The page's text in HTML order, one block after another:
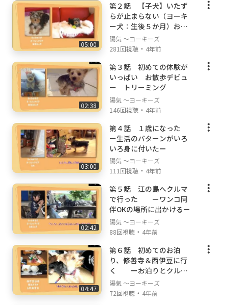
05:00
第２話 【子犬】いたず
らが止まらない（ヨーキ
ー犬：生後５か月）お家
に慣れてきた
陽気 ～ヨーキーズ
281回視聴 ・ 4年前
02:38
第３話 初めての体験が
いっぱい お散歩デビュ
ー トリーミング
陽気 ～ヨーキーズ
146回視聴 ・ 4年前
03:00
第４話 １歳になった
ー生活のパターンがいろ
いろ身に付いたー
陽気 ～ヨーキーズ
111回視聴 ・ 4年前
02:42
第５話 江の島へクルマ
で行った ーワンコ同
伴OKの場所に出かけるー
陽気 ～ヨーキーズ
88回視聴 ・ 4年前
04:47
第６話 初めてのお泊
り、修善寺＆西伊豆に行
く ーお泊りとクルー
ズ初体験ー
陽気 ～ヨーキーズ
72回視聴 ・ 4年前